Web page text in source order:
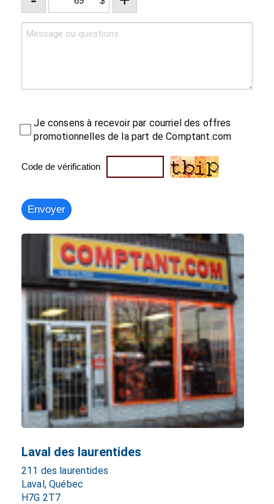
Je consens à recevoir par courriel des offres
promotionnelles de la part de Comptant.com
Code de vérification
Laval des laurentides
211 des laurentides
Laval, Québec
H7G 2T7